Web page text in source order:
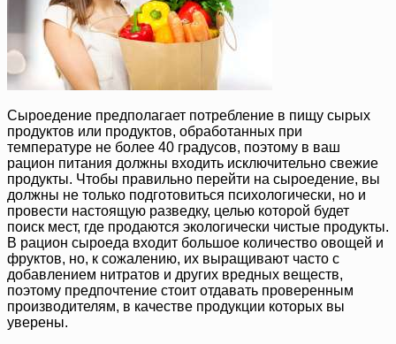
Сыроедение предполагает потребление в пищу сырых
продуктов или продуктов, обработанных при
температуре не более 40 градусов, поэтому в ваш
рацион питания должны входить исключительно свежие
продукты. Чтобы правильно перейти на сыроедение, вы
должны не только подготовиться психологически, но и
провести настоящую разведку, целью которой будет
поиск мест, где продаются экологически чистые продукты.
В рацион сыроеда входит большое количество овощей и
фруктов, но, к сожалению, их выращивают часто с
добавлением нитратов и других вредных веществ,
поэтому предпочтение стоит отдавать проверенным
производителям, в качестве продукции которых вы
уверены.